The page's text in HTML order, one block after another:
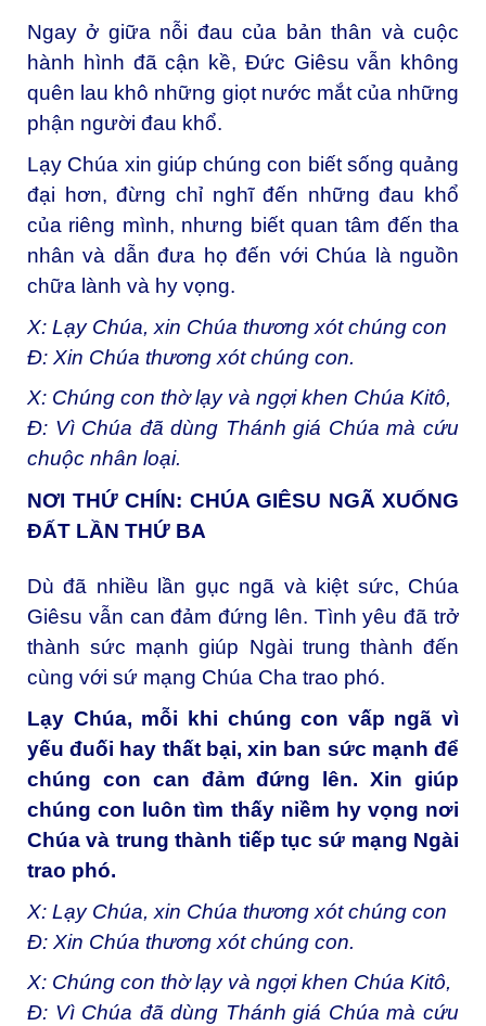
Ngay ở giữa nỗi đau của bản thân và cuộc
hành hình đã cận kề, Đức Giêsu vẫn không
quên lau khô những giọt nước mắt của những
phận người đau khổ.
Lạy Chúa xin giúp chúng con biết sống quảng
đại hơn, đừng chỉ nghĩ đến những đau khổ
của riêng mình, nhưng biết quan tâm đến tha
nhân và dẫn đưa họ đến với Chúa là nguồn
chữa lành và hy vọng.
X: Lạy Chúa, xin Chúa thương xót chúng con
Đ: Xin Chúa thương xót chúng con.
X: Chúng con thờ lạy và ngợi khen Chúa Kitô,
Đ: Vì Chúa đã dùng Thánh giá Chúa mà cứu
chuộc nhân loại.
NƠI THỨ CHÍN: CHÚA GIÊSU NGÃ XUỐNG
ĐẤT LẦN THỨ BA
Dù đã nhiều lần gục ngã và kiệt sức, Chúa
Giêsu vẫn can đảm đứng lên. Tình yêu đã trở
thành sức mạnh giúp Ngài trung thành đến
cùng với sứ mạng Chúa Cha trao phó.
Lạy Chúa, mỗi khi chúng con vấp ngã vì
yếu đuối hay thất bại, xin ban sức mạnh để
chúng con can đảm đứng lên. Xin giúp
chúng con luôn tìm thấy niềm hy vọng nơi
Chúa và trung thành tiếp tục sứ mạng Ngài
trao phó.
X: Lạy Chúa, xin Chúa thương xót chúng con
Đ: Xin Chúa thương xót chúng con.
X: Chúng con thờ lạy và ngợi khen Chúa Kitô,
Đ: Vì Chúa đã dùng Thánh giá Chúa mà cứu